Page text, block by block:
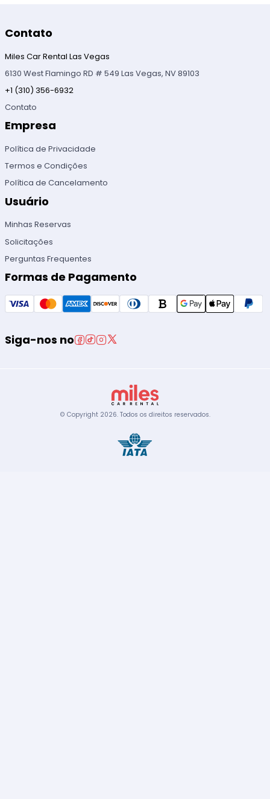
Contato
Miles Car Rental Las Vegas
6130 West Flamingo RD # 549 Las Vegas, NV 89103
+1 (310) 356-6932
Contato
Empresa
Política de Privacidade
Termos e Condições
Política de Cancelamento
Usuário
Minhas Reservas
Solicitações
Perguntas Frequentes
Formas de Pagamento
Siga-nos no
© Copyright 2026. Todos os direitos reservados.